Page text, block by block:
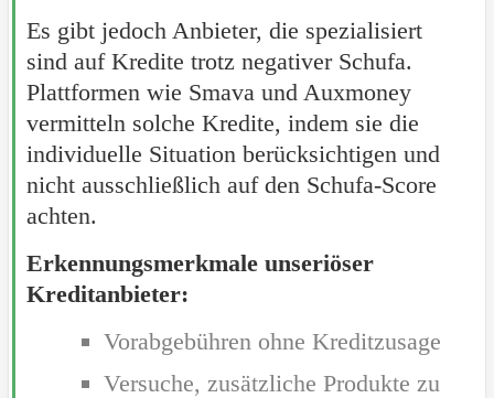
Es gibt jedoch Anbieter, die spezialisiert
sind auf Kredite trotz negativer Schufa.
Plattformen wie Smava und Auxmoney
vermitteln solche Kredite, indem sie die
individuelle Situation berücksichtigen und
nicht ausschließlich auf den Schufa-Score
achten.
Erkennungsmerkmale unseriöser
Kreditanbieter:
Vorabgebühren ohne Kreditzusage
Versuche, zusätzliche Produkte zu